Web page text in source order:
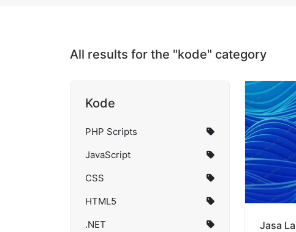
All results for the "kode" category
Kode
PHP Scripts
JavaScript
CSS
HTML5
.NET